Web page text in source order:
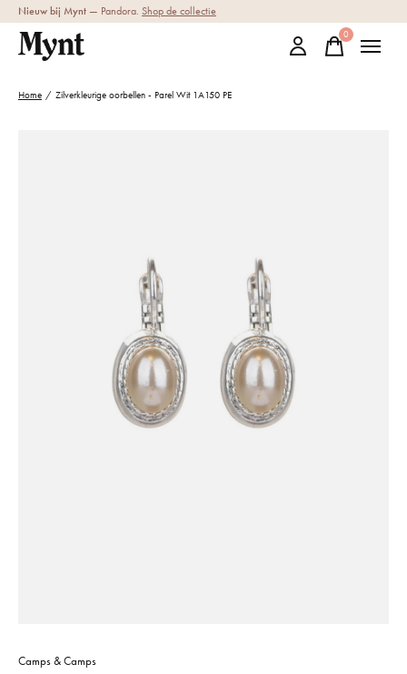
Nieuw bij Mynt — Pandora. Shop de collectie
0items
Home / Zilverkleurige oorbellen - Parel Wit 1A150 PE
Camps & Camps